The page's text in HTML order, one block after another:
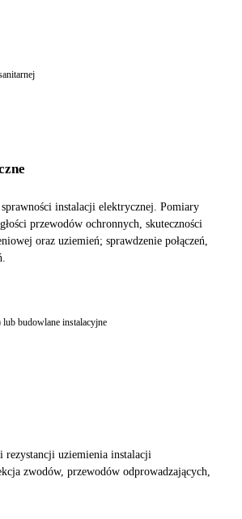
instalacji elektrycznej. Pomiary
przewodów ochronnych, skuteczności
oraz uziemień; sprawdzenie połączeń,
budowlane instalacyjne
rezystancji uziemienia instalacji
zwodów, przewodów odprowadzających,